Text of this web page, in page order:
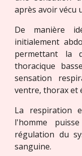
après avoir vécu
De manière
initialement
permettant la
thoracique
sensation
ventre, thorax et
La respiration
l'homme
régulation du
sanguine.